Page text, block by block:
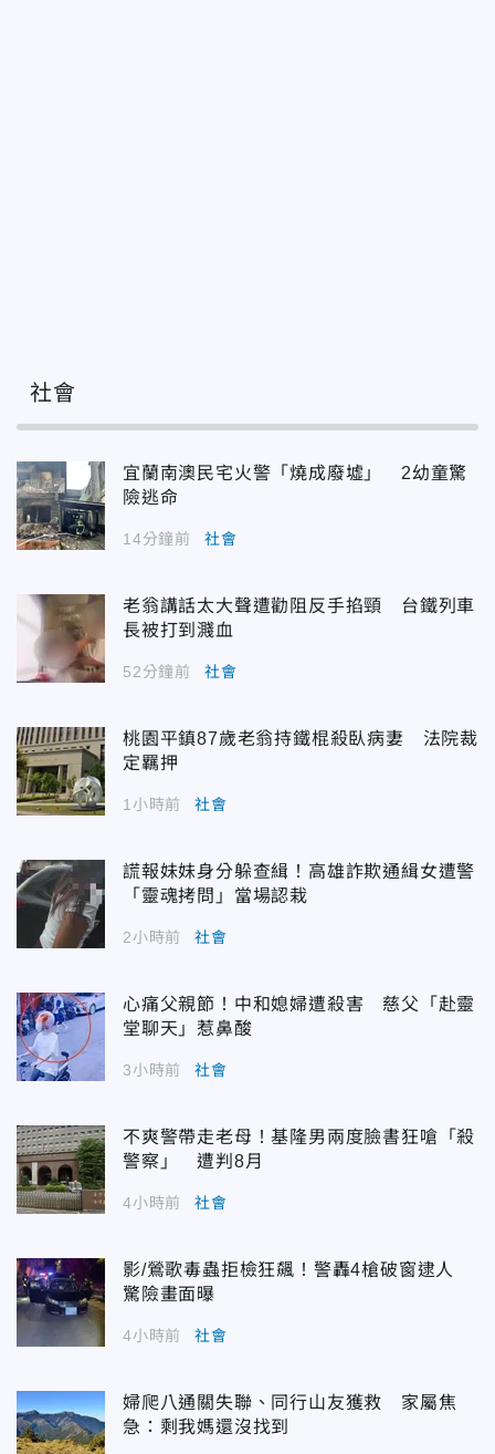
社會
宜蘭南澳民宅火警「燒成廢墟」 2幼童驚
險逃命
14分鐘前 社會
老翁講話太大聲遭勸阻反手掐頸 台鐵列車
長被打到濺血
52分鐘前 社會
桃園平鎮87歲老翁持鐵棍殺臥病妻 法院裁
定羈押
1小時前 社會
謊報妹妹身分躲查緝！高雄詐欺通緝女遭警
「靈魂拷問」當場認栽
2小時前 社會
心痛父親節！中和媳婦遭殺害 慈父「赴靈
堂聊天」惹鼻酸
3小時前 社會
不爽警帶走老母！基隆男兩度臉書狂嗆「殺
警察」 遭判8月
4小時前 社會
影/鶯歌毒蟲拒檢狂飆！警轟4槍破窗逮人
驚險畫面曝
4小時前 社會
婦爬八通關失聯、同行山友獲救 家屬焦
急：剩我媽還沒找到